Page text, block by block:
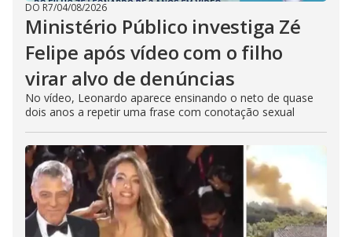
DO R7/04/08/2026
Ministério Público investiga Zé
Felipe após vídeo com o filho
virar alvo de denúncias
No vídeo, Leonardo aparece ensinando o neto de quase
dois anos a repetir uma frase com conotação sexual